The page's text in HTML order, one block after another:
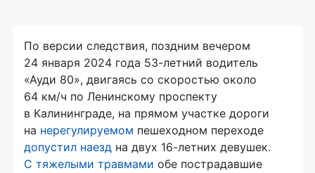
По версии следствия, поздним вечером
24 января 2024 года 53-летний водитель
«Ауди 80», двигаясь со скоростью около
64 км/ч по Ленинскому проспекту
в Калининграде, на прямом участке дороги
на нерегулируемом пешеходном переходе
допустил наезд на двух 16-летних девушек.
С тяжелыми травмами обе пострадавшие